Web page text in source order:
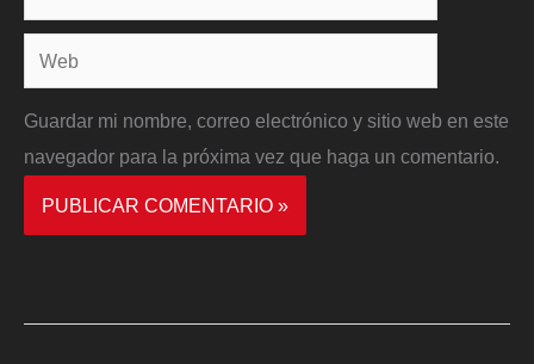
electrónico*
Web
Guardar mi nombre, correo electrónico y sitio web en este
navegador para la próxima vez que haga un comentario.